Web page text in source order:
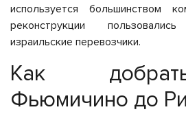
используется большинством
реконструкции
израильские перевозчики.
Как
Фьюмичино до